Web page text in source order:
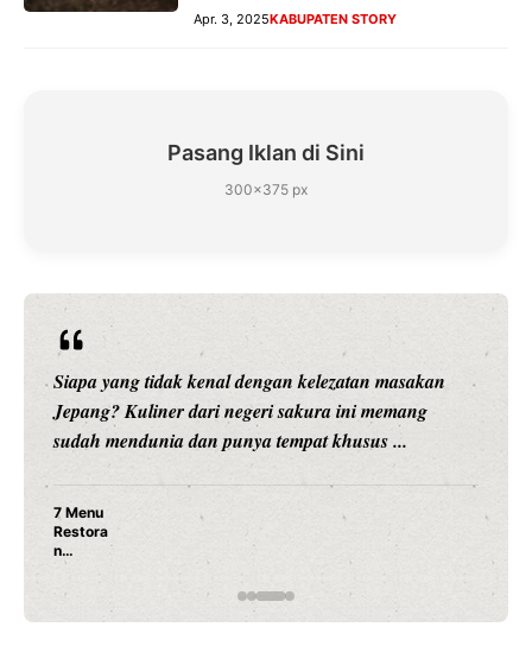
Apr. 3, 2025KABUPATEN STORY
Pasang Iklan di Sini
300×375 px
Siapa yang tidak kenal dengan kelezatan masakan
Jepang? Kuliner dari negeri sakura ini memang
sudah mendunia dan punya tempat khusus ...
7 Menu
Restora
n
Jepang
Dicoba,